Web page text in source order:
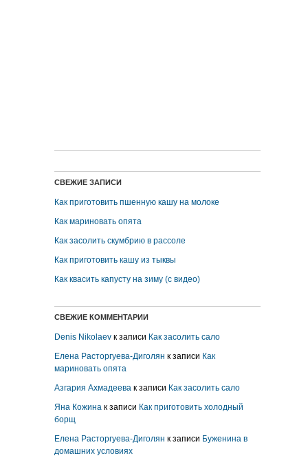
СВЕЖИЕ ЗАПИСИ
Как приготовить пшенную кашу на молоке
Как мариновать опята
Как засолить скумбрию в рассоле
Как приготовить кашу из тыквы
Как квасить капусту на зиму (с видео)
СВЕЖИЕ КОММЕНТАРИИ
Denis Nikolaev к записи Как засолить сало
Елена Расторгуева-Диголян к записи Как
мариновать опята
Азгария Ахмадеева к записи Как засолить сало
Яна Кожина к записи Как приготовить холодный
борщ
Елена Расторгуева-Диголян к записи Буженина в
домашних условиях